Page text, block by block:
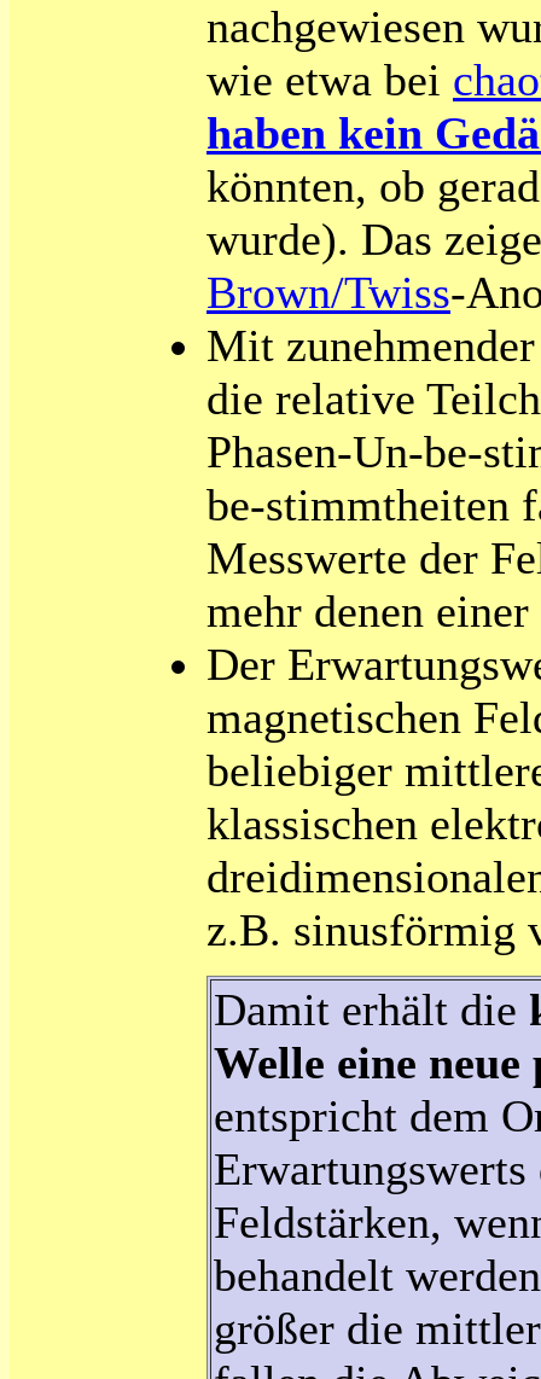
nachgewiesen
wie etwa bei
haben kein
könnten, ob
wurde). Das
Brown/Twiss-
Mit
die relative
Phasen-Un-be-
be-stimmtheiten
Messwerte der
mehr denen
Der
magnetischen
beliebiger
klassischen
z.B. sinusförmig
Damit erhält die
Welle eine
entspricht dem
Feldstärken,
behandelt
größer die